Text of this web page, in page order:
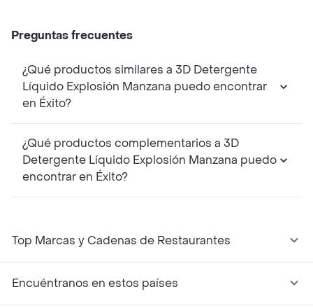
Preguntas frecuentes
¿Qué productos similares a 3D Detergente
Líquido Explosión Manzana puedo encontrar
en Éxito?
¿Qué productos complementarios a 3D
Detergente Líquido Explosión Manzana puedo
encontrar en Éxito?
Top Marcas y Cadenas de Restaurantes
Encuéntranos en estos países